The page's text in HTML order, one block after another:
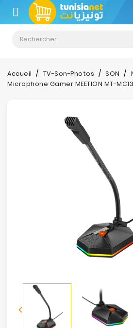
CATÉGORIE
Climatisation
Informatique
Sécurité
Mobilités
Accueil TV-Son-Photos SON
Microphone Gamer MEETION MT-MC13
